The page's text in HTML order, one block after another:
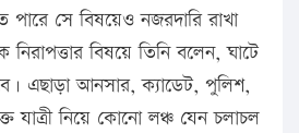
পারে সে বিষয়েও নজরদারি রাখা
নিরাপত্তার বিষয়ে তিনি বলেন, ঘাটে
এছাড়া আনসার, ক্যাডেট, পুলিশ,
যাত্রী নিয়ে কোনো লঞ্চ যেন চলাচল